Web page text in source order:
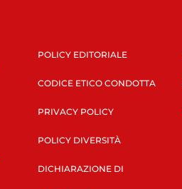
POLICY EDITORIALE
CODICE ETICO CONDOTTA
PRIVACY POLICY
POLICY DIVERSITÀ
DICHIARAZIONE DI